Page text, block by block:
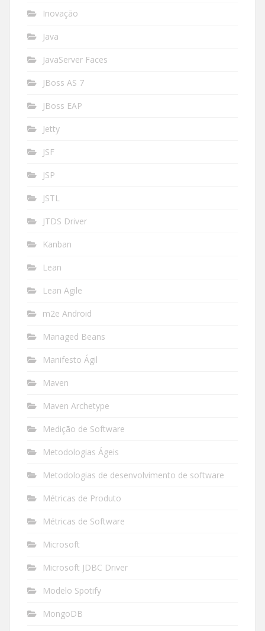
Inovação
Java
JavaServer Faces
JBoss AS 7
JBoss EAP
Jetty
JSF
JSP
JSTL
JTDS Driver
Kanban
Lean
Lean Agile
m2e Android
Managed Beans
Manifesto Ágil
Maven
Maven Archetype
Medição de Software
Metodologias Ágeis
Metodologias de desenvolvimento de software
Métricas de Produto
Métricas de Software
Microsoft
Microsoft JDBC Driver
Modelo Spotify
MongoDB